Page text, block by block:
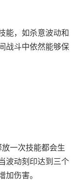
能，如杀意波动和
战斗中依然能够保
一次技能都会生
波动刻印达到三个
伤害。